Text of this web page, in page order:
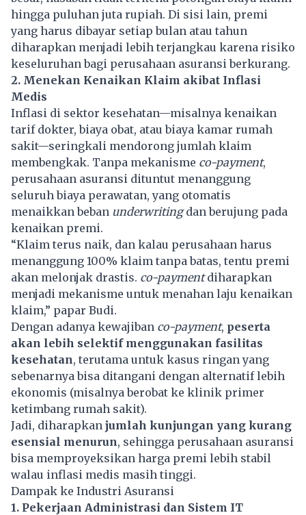
hingga puluhan juta rupiah. Di sisi lain, premi
yang harus dibayar setiap bulan atau tahun
diharapkan menjadi lebih terjangkau karena risiko
keseluruhan bagi perusahaan asuransi berkurang.
2. Menekan Kenaikan Klaim akibat Inflasi
Medis
Inflasi di sektor kesehatan—misalnya kenaikan
tarif dokter, biaya obat, atau biaya kamar rumah
sakit—seringkali mendorong jumlah klaim
membengkak. Tanpa mekanisme co-payment,
perusahaan asuransi dituntut menanggung
seluruh biaya perawatan, yang otomatis
menaikkan beban underwritingdan berujung pada
kenaikan premi.
“Klaim terus naik, dan kalau perusahaan harus
menanggung 100% klaim tanpa batas, tentu premi
akan melonjak drastis. co-paymentdiharapkan
menjadi mekanisme untuk menahan laju kenaikan
klaim,” papar Budi.
Dengan adanya kewajiban co-payment, peserta
akan lebih selektif menggunakan fasilitas
kesehatan, terutama untuk kasus ringan yang
sebenarnya bisa ditangani dengan alternatif lebih
ekonomis (misalnya berobat ke klinik primer
ketimbang rumah sakit).
Jadi, diharapkan jumlah kunjungan yang kurang
esensial menurun, sehingga perusahaan asuransi
bisa memproyeksikan harga premi lebih stabil
walau inflasi medis masih tinggi.
Dampak ke Industri Asuransi
1. Pekerjaan Administrasi dan Sistem IT